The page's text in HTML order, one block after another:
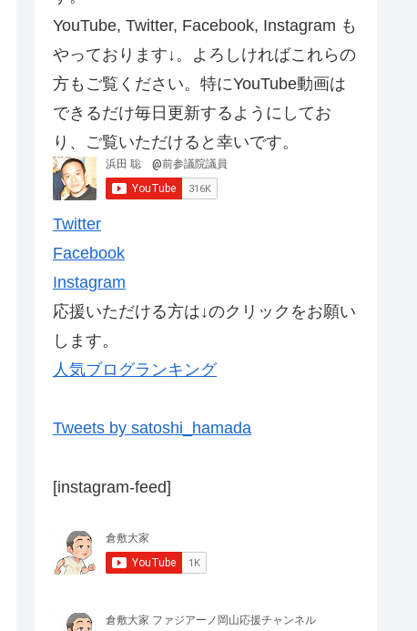
YouTube, Twitter, Facebook, Instagram も
やっております↓。よろしければこれらの
方もご覧ください。特にYouTube動画は
できるだけ毎日更新するようにしてお
り、ご覧いただけると幸いです。
Twitter
Facebook
Instagram
応援いただける方は↓のクリックをお願い
します。
人気ブログランキング
Tweets by satoshi_hamada
[instagram-feed]